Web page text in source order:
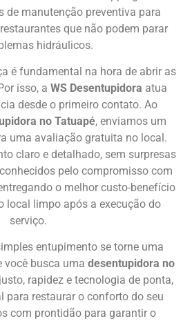
de manutenção preventiva para
que não podem parar
hidráulicos.
é fundamental na hora de abrir as
isso, a WS Desentupidora atua
desde o primeiro contato. Ao
no Tatuapé, enviamos um
uma avaliação gratuita no local.
claro e detalhado, sem surpresas
pelo compromisso com
o melhor custo-benefício
local limpo após a execução do
serviço.
entupimento se torne uma
você busca uma desentupidora no
rapidez e tecnologia de ponta,
para restaurar o conforto do seu
com prontidão para garantir o